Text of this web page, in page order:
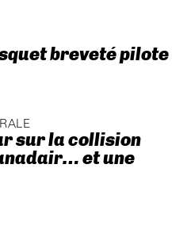
breveté pilote
sur la collision
et une